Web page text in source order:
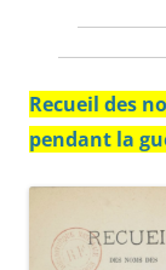
Recueil des
pendant la